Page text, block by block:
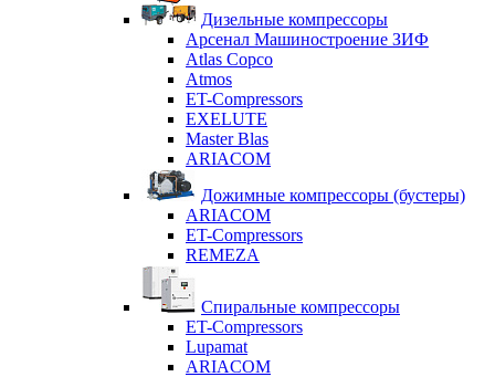
Дизельные компрессоры
Арсенал Машиностроение ЗИФ
Atlas Copco
Atmos
ET-Compressors
EXELUTE
Master Blas
ARIACOM
Дожимные компрессоры (бустеры)
ARIACOM
ET-Compressors
REMEZA
Спиральные компрессоры
ET-Compressors
Lupamat
ARIACOM